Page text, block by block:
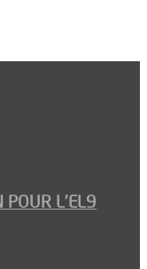
POUR L’EL9